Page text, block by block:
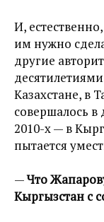
И,
им нужно
другие
Казахстане, в
совершалось в
2010-х — в
пытается
—Что
Кыргызстан с